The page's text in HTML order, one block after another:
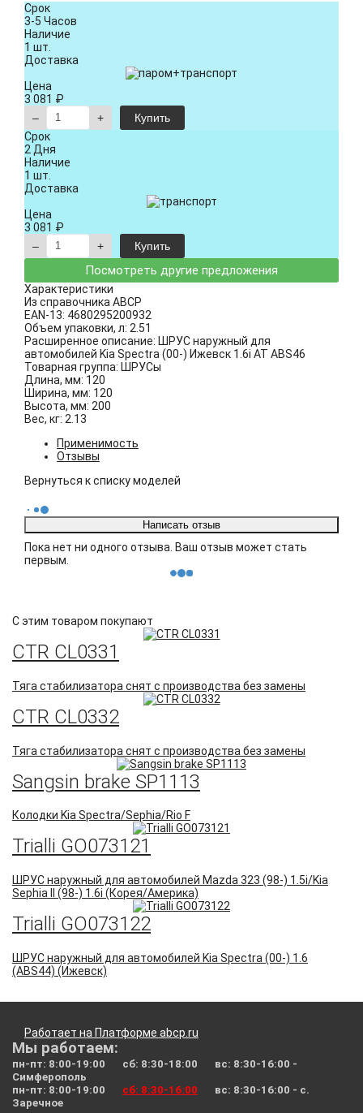
Срок
3-5 Часов
Наличие
1 шт.
Доставка
Цена
3 081 ₽
–
+
Купить
Срок
2 Дня
Наличие
1 шт.
Доставка
Цена
3 081 ₽
–
+ Купить
Посмотреть другие предложения
Характеристики
Из справочника ABCP
EAN-13: 4680295200932
Объем упаковки, л: 2.51
Расширенное описание: ШРУС наружный для
автомобилей Kia Spectra (00-) Ижевск 1.6i AT ABS46
Товарная группа: ШРУСы
Длина, мм: 120
Ширина, мм: 120
Высота, мм: 200
Вес, кг: 2.13
Применимость
Отзывы
Пока нет ни одного отзыва. Ваш отзыв может стать
первым.
С этим товаром покупают
CTR CL0331
Тяга стабилизатора снят с производства без замены
CTR CL0332
Тяга стабилизатора снят с производства без замены
Sangsin brake SP1113
Колодки Kia Spectra/Sephia/Rio F
Trialli GO073121
ШРУС наружный для автомобилей Mazda 323 (98-) 1.5i/Kia
Sephia II (98-) 1.6i (Корея/Америка)
Trialli GO073122
ШРУС наружный для автомобилей Kia Spectra (00-) 1.6
(ABS44) (Ижевск)
Работает на Платформе abcp.ru
Мы работаем:
пн-пт: 8:00-19:00 сб: 8:30-18:00 вс: 8:30-16:00 -
Симферополь
пн-пт: 8:00-19:00 сб: 8:30-16:00 вс: 8:30-16:00 - с.
Заречное